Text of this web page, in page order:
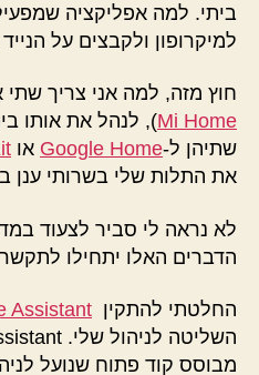
ביתי. למה אפליקציה
למיקרופון ולקבצים על
חוץ מזה, למה אני צריך שתי
Mi Home), לנהל את אותו
שתיהן ל-Google Home או
את התלות שלי בשרותי ענן
לא נראה לי סביר לצעוד
הדברים האלו יתחילו
החלטתי להתקין Assistant
מבוסס קוד פתוח שנועל